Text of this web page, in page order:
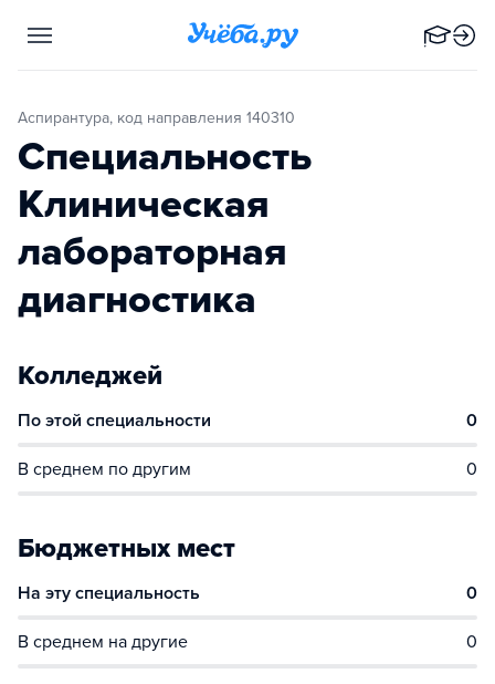
Аспирантура, код направления 140310
Специальность
Клиническая
лабораторная
диагностика
Колледжей
По этой специальности 0
В среднем по другим 0
Бюджетных мест
На эту специальность 0
В среднем на другие 0